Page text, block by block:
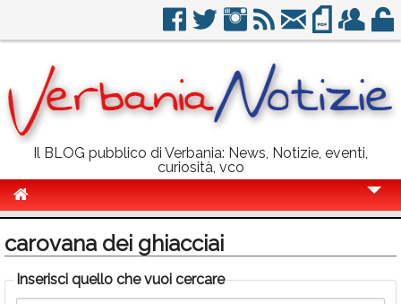
Il BLOG pubblico di Verbania: News, Notizie, eventi,
curiosità, vco
Politica
Sport
carovana dei ghiacciai
Inserisci quello che vuoi cercare